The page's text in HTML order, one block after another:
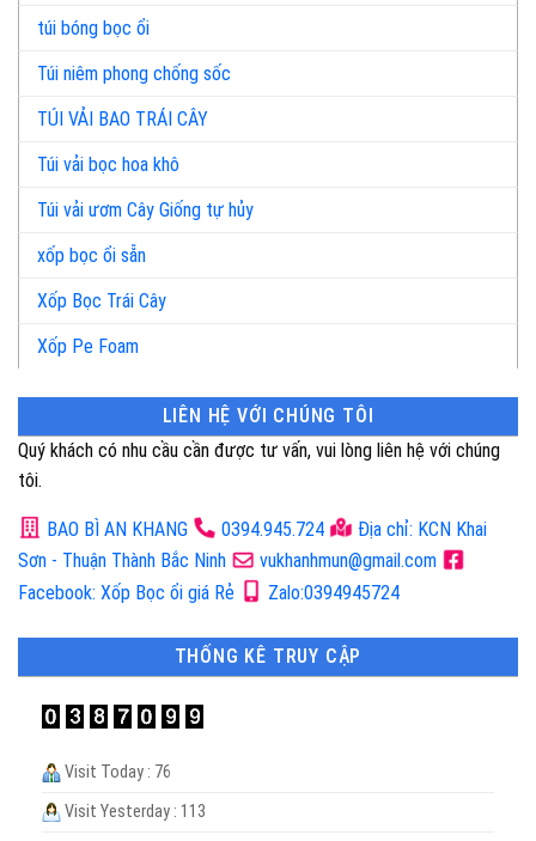
túi bóng bọc ổi
Túi niêm phong chống sốc
TÚI VẢI BAO TRÁI CÂY
Túi vải bọc hoa khô
Túi vải ươm Cây Giống tự hủy
xốp bọc ổi sẵn
Xốp Bọc Trái Cây
Xốp Pe Foam
LIÊN HỆ VỚI CHÚNG TÔI
Quý khách có nhu cầu cần được tư vấn, vui lòng liên hệ với chúng
tôi.
BAO BÌ AN KHANG 0394.945.724
Địa chỉ: KCN Khai
Sơn - Thuận Thành Bắc Ninh
vukhanhmun@gmail.com
Facebook: Xốp Bọc ổi giá Rẻ
Zalo:0394945724
THỐNG KÊ TRUY CẬP
Visit Today : 76
Visit Yesterday : 113